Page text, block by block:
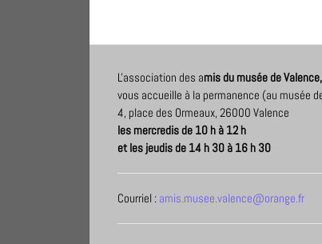
L'association des amis du musée de Valence,
vous accueille à la permanence (au musée
4, place des Ormeaux, 26000 Valence
les mercredis de 10 h à 12 h
et les jeudis de 14 h 30 à 16 h 30
Courriel : amis.musee.valence@orange.fr